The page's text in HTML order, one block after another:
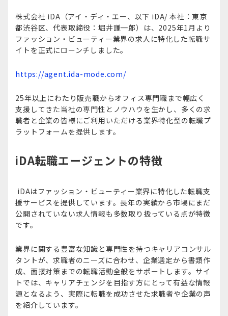
株式会社 iDA（アイ・ディ・エー、以下 iDA/ 本社：東京
都渋谷区、代表取締役：堀井謙一郎）は、2025年1月より
ファッション・ビューティー業界の求人に特化した転職サ
イトを正式にローンチしました。
https://agent.ida-mode.com/
25年以上にわたり販売職からオフィス専門職まで幅広く
支援してきた当社の専門性とノウハウを生かし、多くの求
職者と企業の皆様にご利用いただける業界特化型の転職プ
ラットフォームを提供します。
iDA転職エージェントの特徴
iDAはファッション・ビューティー業界に特化した転職支
援サービスを提供しています。長年の実績から市場にまだ
公開されていない求人情報も多数取り扱っている点が特徴
です。
業界に関する豊富な知識と専門性を持つキャリアコンサル
タントが、求職者のニーズに合わせ、企業選定から書類作
成、面接対策までの転職活動全般をサポートします。サイ
トでは、キャリアチェンジを目指す方にとって有益な情報
源となるよう、実際に転職を成功させた求職者や企業の声
を紹介しています。